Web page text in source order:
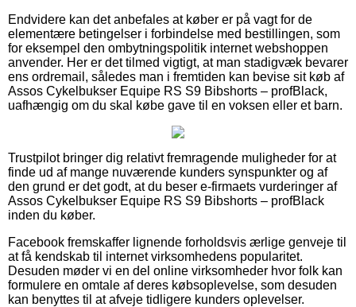
Endvidere kan det anbefales at køber er på vagt for de
elementære betingelser i forbindelse med bestillingen, som
for eksempel den ombytningspolitik internet webshoppen
anvender. Her er det tilmed vigtigt, at man stadigvæk bevarer
ens ordremail, således man i fremtiden kan bevise sit køb af
Assos Cykelbukser Equipe RS S9 Bibshorts – profBlack,
uafhængig om du skal købe gave til en voksen eller et barn.
Trustpilot bringer dig relativt fremragende muligheder for at
finde ud af mange nuværende kunders synspunkter og af
den grund er det godt, at du beser e-firmaets vurderinger af
Assos Cykelbukser Equipe RS S9 Bibshorts – profBlack
inden du køber.
Facebook fremskaffer lignende forholdsvis ærlige genveje til
at få kendskab til internet virksomhedens popularitet.
Desuden møder vi en del online virksomheder hvor folk kan
formulere en omtale af deres købsoplevelse, som desuden
kan benyttes til at afveje tidligere kunders oplevelser.